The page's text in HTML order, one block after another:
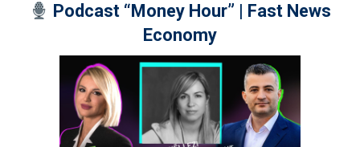
Podcast “Money Hour” | Fast News
Economy